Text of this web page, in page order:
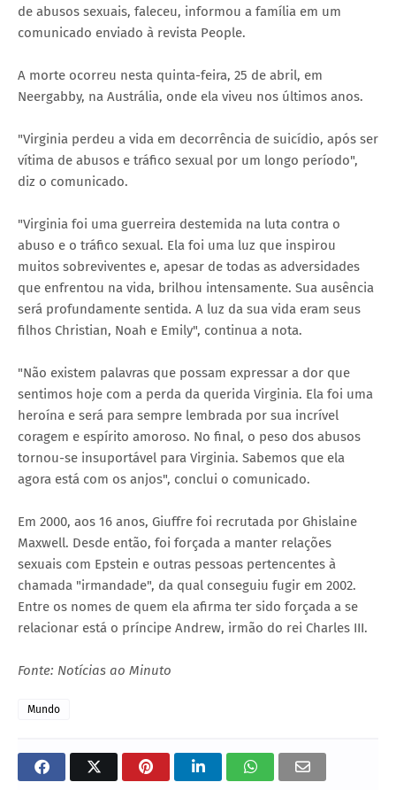
de abusos sexuais, faleceu, informou a família em um
comunicado enviado à revista People.
A morte ocorreu nesta quinta-feira, 25 de abril, em
Neergabby, na Austrália, onde ela viveu nos últimos anos.
"Virginia perdeu a vida em decorrência de suicídio, após ser
vítima de abusos e tráfico sexual por um longo período",
diz o comunicado.
"Virginia foi uma guerreira destemida na luta contra o
abuso e o tráfico sexual. Ela foi uma luz que inspirou
muitos sobreviventes e, apesar de todas as adversidades
que enfrentou na vida, brilhou intensamente. Sua ausência
será profundamente sentida. A luz da sua vida eram seus
filhos Christian, Noah e Emily", continua a nota.
"Não existem palavras que possam expressar a dor que
sentimos hoje com a perda da querida Virginia. Ela foi uma
heroína e será para sempre lembrada por sua incrível
coragem e espírito amoroso. No final, o peso dos abusos
tornou-se insuportável para Virginia. Sabemos que ela
agora está com os anjos", conclui o comunicado.
Em 2000, aos 16 anos, Giuffre foi recrutada por Ghislaine
Maxwell. Desde então, foi forçada a manter relações
sexuais com Epstein e outras pessoas pertencentes à
chamada "irmandade", da qual conseguiu fugir em 2002.
Entre os nomes de quem ela afirma ter sido forçada a se
relacionar está o príncipe Andrew, irmão do rei Charles III.
Fonte: Notícias ao Minuto
Mundo